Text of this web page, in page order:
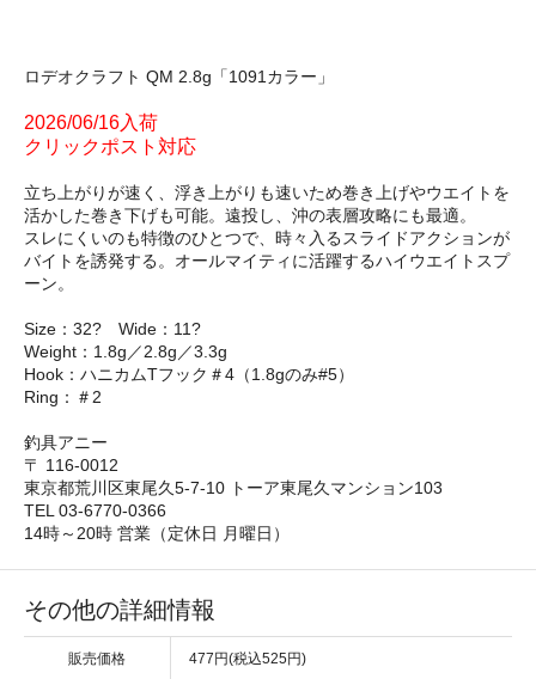
ロデオクラフト QM 2.8g「1091カラー」
2026/06/16入荷
クリックポスト対応
立ち上がりが速く、浮き上がりも速いため巻き上げやウエイトを
活かした巻き下げも可能。遠投し、沖の表層攻略にも最適。
スレにくいのも特徴のひとつで、時々入るスライドアクションが
バイトを誘発する。オールマイティに活躍するハイウエイトスプ
ーン。
Size：32? Wide：11?
Weight：1.8g／2.8g／3.3g
Hook：ハニカムTフック＃4（1.8gのみ#5）
Ring：＃2
釣具アニー
〒 116-0012
東京都荒川区東尾久5-7-10 トーア東尾久マンション103
TEL 03-6770-0366
14時～20時 営業（定休日 月曜日）
その他の詳細情報
販売価格 477円(税込525円)